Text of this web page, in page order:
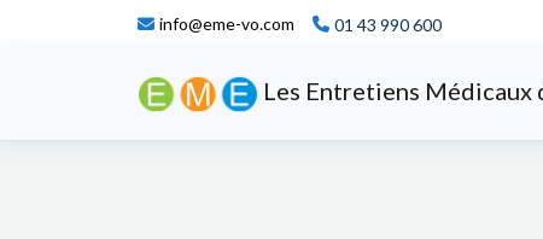
info@eme-vo.com 01 43 990 600
Les Entretiens Médicaux